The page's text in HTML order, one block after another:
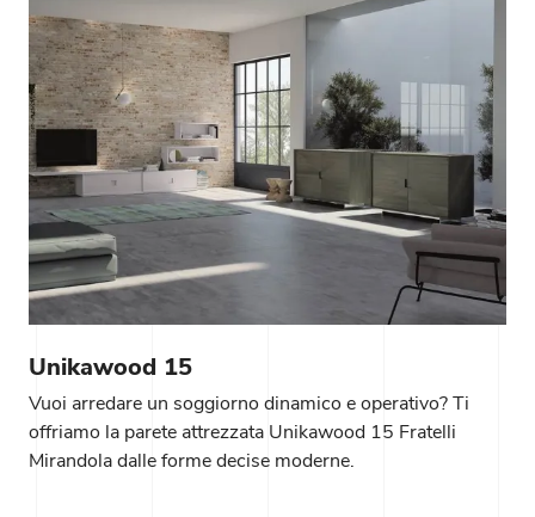
Unikawood 15
Vuoi arredare un soggiorno dinamico e operativo? Ti
offriamo la parete attrezzata Unikawood 15 Fratelli
Mirandola dalle forme decise moderne.